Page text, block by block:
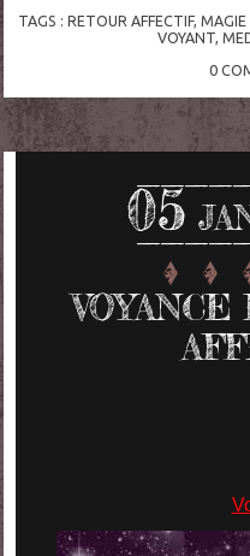
TAGS :RETOUR AFFECTIF,MAGIE
VOYANT,
0
05